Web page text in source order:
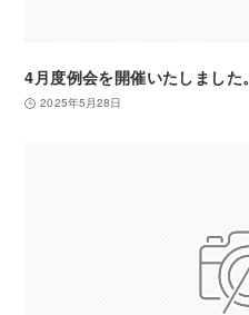
4月度例会を開催いたしました。
2025年5月28日